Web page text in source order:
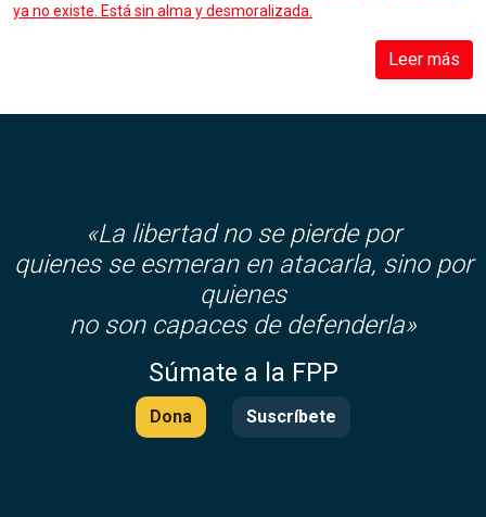
ya no existe. Está sin alma y desmoralizada.
Leer más
«La libertad no se pierde por
quienes se esmeran en atacarla, sino por
quienes
no son capaces de defenderla»
Súmate a la FPP
Dona Suscríbete